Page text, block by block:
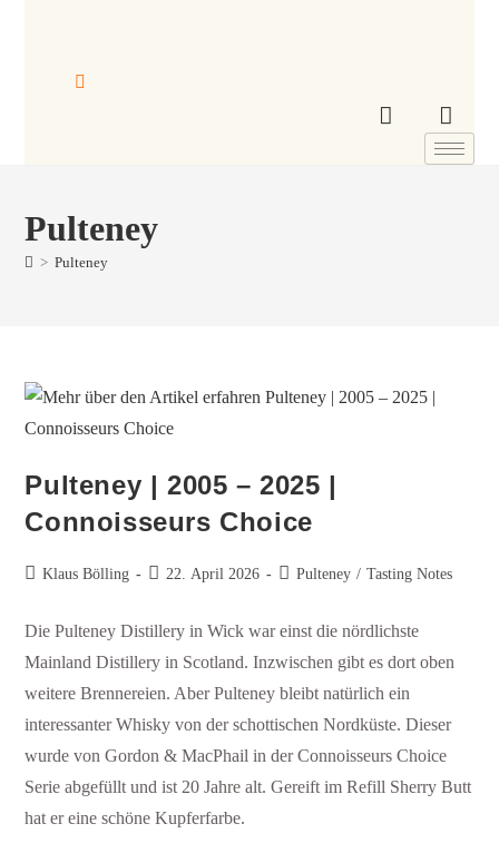
Pulteney
> Pulteney
Pulteney | 2005 – 2025 |
Connoisseurs Choice
Klaus Bölling 22. April 2026 Pulteney / Tasting Notes
Die Pulteney Distillery in Wick war einst die nördlichste
Mainland Distillery in Scotland. Inzwischen gibt es dort oben
weitere Brennereien. Aber Pulteney bleibt natürlich ein
interessanter Whisky von der schottischen Nordküste. Dieser
wurde von Gordon & MacPhail in der Connoisseurs Choice
Serie abgefüllt und ist 20 Jahre alt. Gereift im Refill Sherry Butt
hat er eine schöne Kupferfarbe.